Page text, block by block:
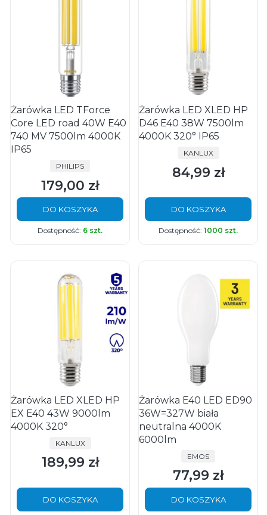
Żarówka LED TForce
Core LED road 40W E40
740 MV 7500lm 4000K
IP65
PRODUCENT
PHILIPS
Cena
179,00 zł
DO KOSZYKA
Dostępność: 6 szt.
Żarówka LED XLED HP
D46 E40 38W 7500lm
4000K 320° IP65
PRODUCENT
KANLUX
Cena
84,99 zł
DO KOSZYKA
Dostępność: 1000 szt.
Żarówka LED XLED HP
EX E40 43W 9000lm
4000K 320°
PRODUCENT
KANLUX
Cena
189,99 zł
DO KOSZYKA
Żarówka E40 LED ED90
36W=327W biała
neutralna 4000K
6000lm
PRODUCENT
EMOS
Cena
77,99 zł
DO KOSZYKA